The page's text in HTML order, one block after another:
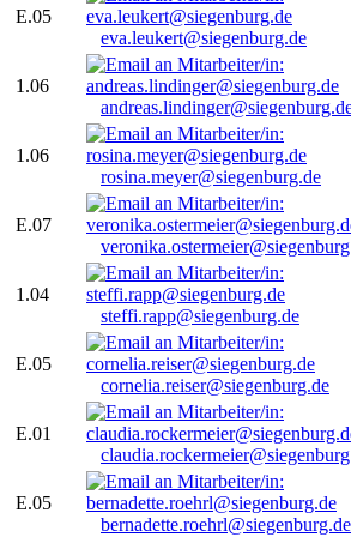
E.05
eva.leukert@siegenburg.de
1.06
1.06
rosina.meyer@siegenburg.de
E.07
1.04
steffi.rapp@siegenburg.de
E.05
cornelia.reiser@siegenburg.de
E.01
E.05
bernadette.roehrl@siegenburg.de